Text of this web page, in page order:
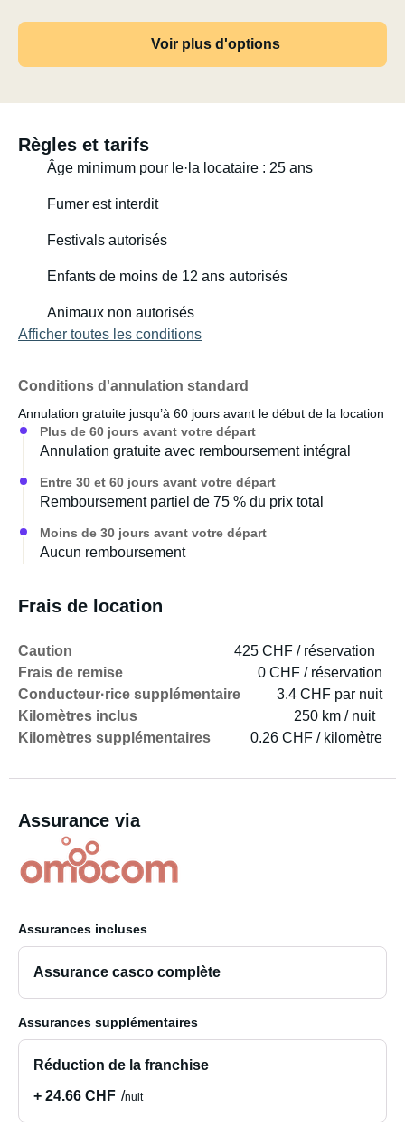
Voir plus d'options
Règles et tarifs
Âge minimum pour le·la locataire : 25 ans
Fumer est interdit
Festivals autorisés
Enfants de moins de 12 ans autorisés
Animaux non autorisés
Afficher toutes les conditions
Conditions d'annulation standard
Annulation gratuite jusqu’à 60 jours avant le début de la location
Plus de 60 jours avant votre départ
Annulation gratuite avec remboursement intégral
Entre 30 et 60 jours avant votre départ
Remboursement partiel de 75 % du prix total
Moins de 30 jours avant votre départ
Aucun remboursement
Frais de location
Caution
425 CHF / réservation
Frais de remise
0 CHF / réservation
Conducteur·rice supplémentaire
3.4 CHF par nuit
Kilomètres inclus
250 km / nuit
Kilomètres supplémentaires
0.26 CHF / kilomètre
Assurance via
Assurances incluses
Assurance casco complète
Assurances supplémentaires
Réduction de la franchise
+ 24.66 CHF
nuit